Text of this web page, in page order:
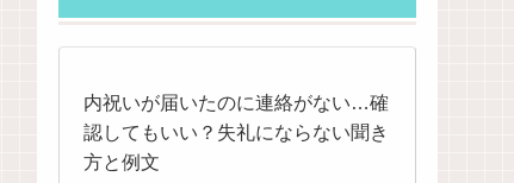
内祝いが届いたのに連絡がない…確
認してもいい？失礼にならない聞き
方と例文